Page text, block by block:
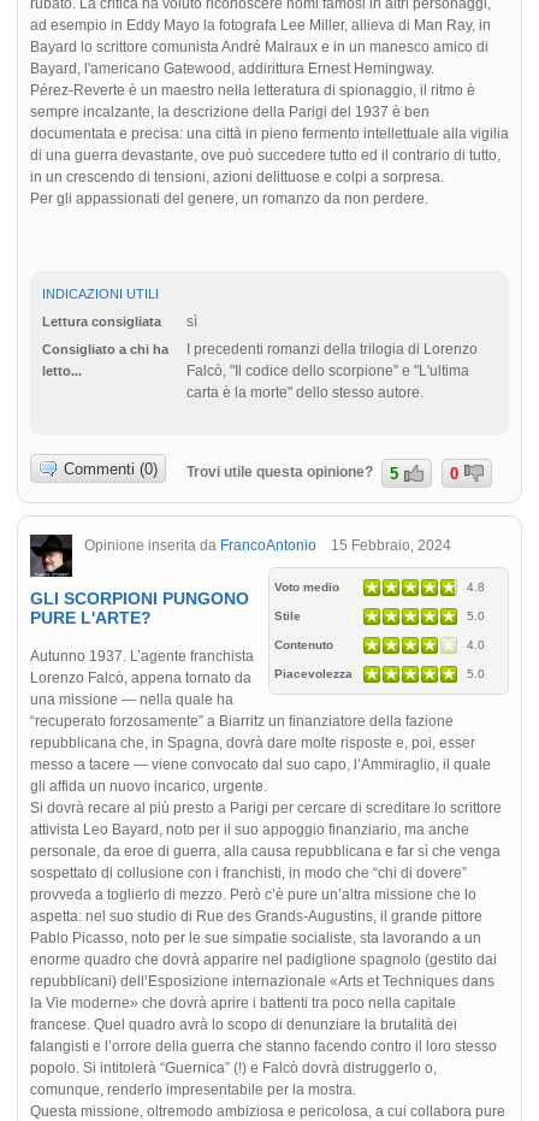
rubato. La critica ha voluto riconoscere nomi famosi in altri personaggi,
ad esempio in Eddy Mayo la fotografa Lee Miller, allieva di Man Ray, in
Bayard lo scrittore comunista André Malraux e in un manesco amico di
Bayard, l'americano Gatewood, addirittura Ernest Hemingway.
Pérez-Reverte è un maestro nella letteratura di spionaggio, il ritmo è
sempre incalzante, la descrizione della Parigi del 1937 è ben
documentata e precisa: una città in pieno fermento intellettuale alla vigilia
di una guerra devastante, ove può succedere tutto ed il contrario di tutto,
in un crescendo di tensioni, azioni delittuose e colpi a sorpresa.
Per gli appassionati del genere, un romanzo da non perdere.
INDICAZIONI UTILI
Lettura consigliata
sì
Consigliato a chi ha
letto...
I precedenti romanzi della trilogia di Lorenzo
Falcò, "Il codice dello scorpione" e "L'ultima
carta è la morte" dello stesso autore.
Commenti (0) Trovi utile questa opinione? 5 0
Opinione inserita da FrancoAntonio 15 Febbraio, 2024
Voto medio 4.8
Stile 5.0
Contenuto 4.0
Piacevolezza 5.0
GLI SCORPIONI PUNGONO
PURE L'ARTE?
Autunno 1937. L’agente franchista
Lorenzo Falcò, appena tornato da
una missione — nella quale ha
“recuperato forzosamente” a Biarritz un finanziatore della fazione
repubblicana che, in Spagna, dovrà dare molte risposte e, poi, esser
messo a tacere — viene convocato dal suo capo, l’Ammiraglio, il quale
gli affida un nuovo incarico, urgente.
Si dovrà recare al più presto a Parigi per cercare di screditare lo scrittore
attivista Leo Bayard, noto per il suo appoggio finanziario, ma anche
personale, da eroe di guerra, alla causa repubblicana e far sì che venga
sospettato di collusione con i franchisti, in modo che “chi di dovere”
provveda a toglierlo di mezzo. Però c’è pure un’altra missione che lo
aspetta: nel suo studio di Rue des Grands-Augustins, il grande pittore
Pablo Picasso, noto per le sue simpatie socialiste, sta lavorando a un
enorme quadro che dovrà apparire nel padiglione spagnolo (gestito dai
repubblicani) dell’Esposizione internazionale «Arts et Techniques dans
la Vie moderne» che dovrà aprire i battenti tra poco nella capitale
francese. Quel quadro avrà lo scopo di denunziare la brutalità dei
falangisti e l’orrore della guerra che stanno facendo contro il loro stesso
popolo. Si intitolerà “Guernica” (!) e Falcò dovrà distruggerlo o,
comunque, renderlo impresentabile per la mostra.
Questa missione, oltremodo ambiziosa e pericolosa, a cui collabora pure